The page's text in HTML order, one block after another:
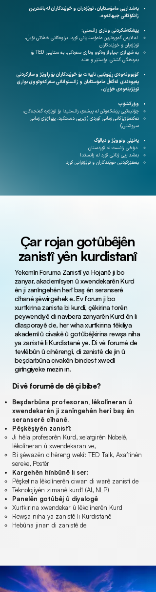
بەشداریی مامۆستایان، توێژەران و خوێندکاران لە باشترین
زانکۆکانی جیهانەوە.
پێشکەشکردنی وتاری زانستی:
لە لایەن گەورەترین مامۆستایانی کورد، براوەکانی خەڵاتی نۆبڵ،
توێژەران و خوێندکاران
بە شێوازی جیاواز وەکوو وتاری سەرەکی، بە ستایلی TED بۆ
بەردەنگی گشتی، پۆستێر و هتد
کۆبوونەوەی ڕێنوێنیی تایبەت بۆ خوێندکاران بۆ ڕاوێژ و سازکردنی
پەیوەندی لەگەڵ مامۆستایان و زانستوانانی سەرکەوتووی بواری
توێژینەوەی خۆیان،
وۆرکشۆپ
چۆنیەتیی پێشکەوتن لە پیشەی زانستیدا بۆ توێژەرە گەنجەکان،
تەکنەلۆژیاکانی زمانی کوردی (ژیریی دەستکرد، پێواژۆی زمانی
سروشتی)
پەنێلی وتووێژ و دیالۆگ
دۆخی زانست لە کوردستان
بەشداریی ژنانی کورد لە زانستدا
بەهێزکردنی خوێندکاران و توێژەرانی کورد
Çar rojan gotûbêjên
zanistî yên kurdistanî
Yekemîn Foruma Zanistî ya Hojanê ji bo
zanyar, akademîsyen û xwendekarên Kurd
ên ji zanîngehên herî baş ên seranserê
cîhanê şêwirgehek e. Ev forum ji bo
xurtkirina zanista bi kurdî, çêkirina torên
peywendiyê di navbera zanyarên Kurd ên li
dîasporayê de, her wiha xurtkirina têkiliya
akademî û civakê û gotûbêjkirina rewşa niha
ya zanistê li Kurdistanê ye. Di vê forumê de
tevlêbûn û cihêrengî, di zanistê de jin û
beşdarbûna civakên bindest xwedî
girîngiyeke mezin in.
Di vê forumê de dê çi bibe?
Beşdarbûna profesoran, lêkolîneran û
xwendekarên ji zanîngehên herî baş ên
seranserê cîhanê.​
Pêşkêşiyên zanistî:
Ji hêla profesorên Kurd, xelatgirên Nobelê,
lêkolîneran û xwendekaran ve,
Bi şêwazên cihêreng wekî: TED Talk, Axaftinên
sereke, Postêr
Kargehên hînbûnê li ser:
Pêşketina lêkolînerên ciwan di warê zanistî de
Teknolojiyên zimanê kurdî (AI, NLP)
​Panelên gotûbêj û diyalogê
Xurtkirina xwendekar û lêkolînerên Kurd
Rewşa niha ya zanistê li Kurdistanê
Hebûna jinan di zanistê de